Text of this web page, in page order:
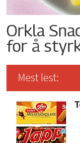
Orkla
for å
Mest lest: